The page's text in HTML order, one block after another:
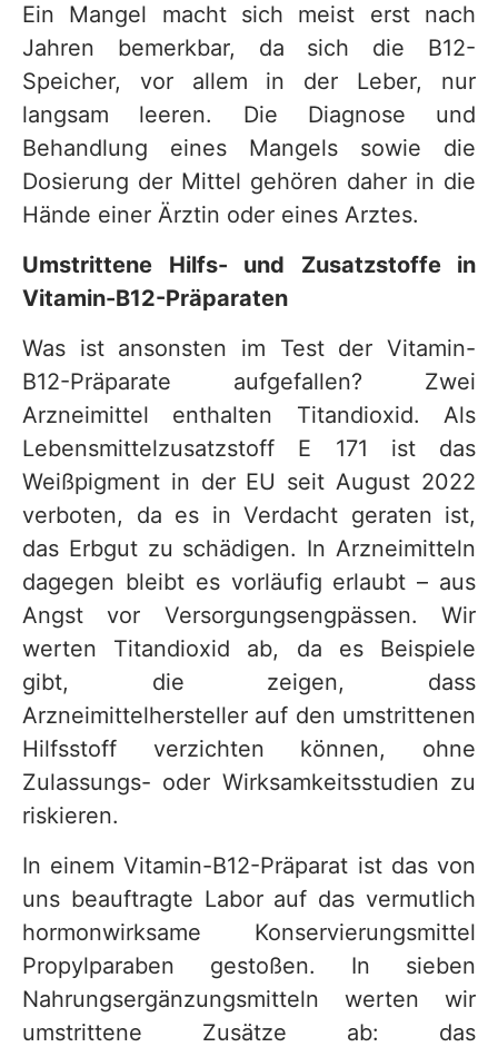
Ein Mangel macht sich meist erst nach
Jahren bemerkbar, da sich die B12-
Speicher, vor allem in der Leber, nur
langsam leeren. Die Diagnose und
Behandlung eines Mangels sowie die
Dosierung der Mittel gehören daher in die
Hände einer Ärztin oder eines Arztes.
Umstrittene Hilfs- und Zusatzstoffe in
Vitamin-B12-Präparaten
Was ist ansonsten im Test der Vitamin-
B12-Präparate aufgefallen? Zwei
Arzneimittel enthalten Titandioxid. Als
Lebensmittelzusatzstoff E 171 ist das
Weißpigment in der EU seit August 2022
verboten, da es in Verdacht geraten ist,
das Erbgut zu schädigen. In Arzneimitteln
dagegen bleibt es vorläufig erlaubt – aus
Angst vor Versorgungsengpässen. Wir
werten Titandioxid ab, da es Beispiele
gibt, die zeigen, dass
Arzneimittelhersteller auf den umstrittenen
Hilfsstoff verzichten können, ohne
Zulassungs- oder Wirksamkeitsstudien zu
riskieren.
In einem Vitamin-B12-Präparat ist das von
uns beauftragte Labor auf das vermutlich
hormonwirksame Konservierungsmittel
Propylparaben gestoßen. In sieben
Nahrungsergänzungsmitteln werten wir
umstrittene Zusätze ab: das